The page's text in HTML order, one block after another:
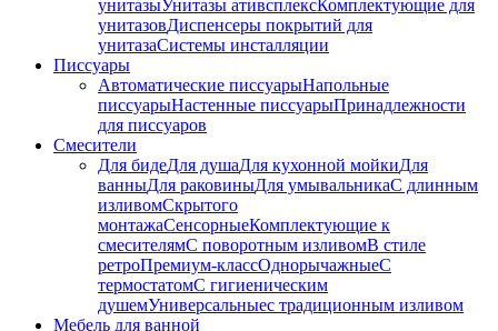
унитазыУнитазы ативсплексКомплектующие для
унитазовДиспенсеры покрытий для
унитазаСистемы инсталляции
Писсуары
Автоматические писсуарыНапольные
писсуарыНастенные писсуарыПринадлежности
для писсуаров
Смесители
Для бидеДля душаДля кухонной мойкиДля
ванныДля раковиныДля умывальникаС длинным
изливомСкрытого
монтажаСенсорныеКомплектующие к
смесителямС поворотным изливомВ стиле
ретроПремиум-классОднорычажныеС
термостатомС гигиеническим
душемУниверсальныес традиционным изливом
Мебель для ванной